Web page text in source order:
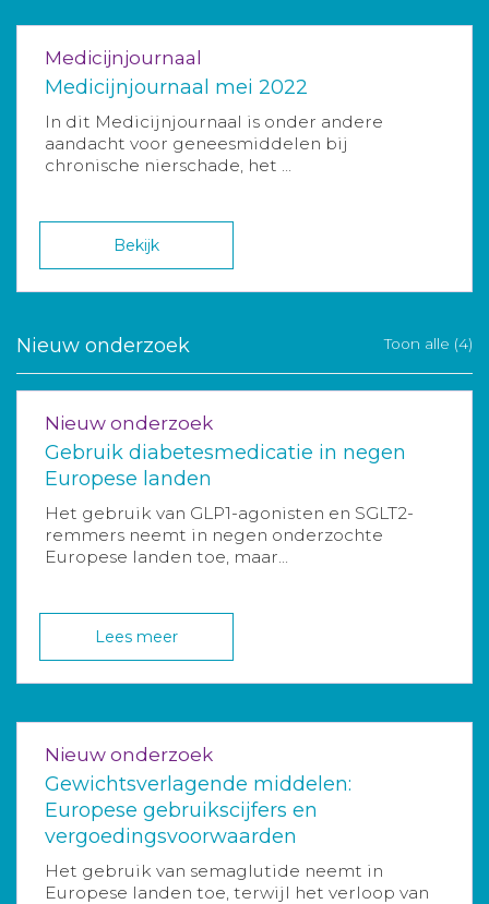
Medicijnjournaal
Medicijnjournaal mei 2022
In dit Medicijnjournaal is onder andere
aandacht voor geneesmiddelen bij
chronische nierschade, het ...
Bekijk
Nieuw onderzoek Toon alle (4)
Nieuw onderzoek
Gebruik diabetesmedicatie in negen
Europese landen
Het gebruik van GLP1-agonisten en SGLT2-
remmers neemt in negen onderzochte
Europese landen toe, maar...
Lees meer
Nieuw onderzoek
Gewichtsverlagende middelen:
Europese gebruikscijfers en
vergoedingsvoorwaarden
Het gebruik van semaglutide neemt in
Europese landen toe, terwijl het verloop van